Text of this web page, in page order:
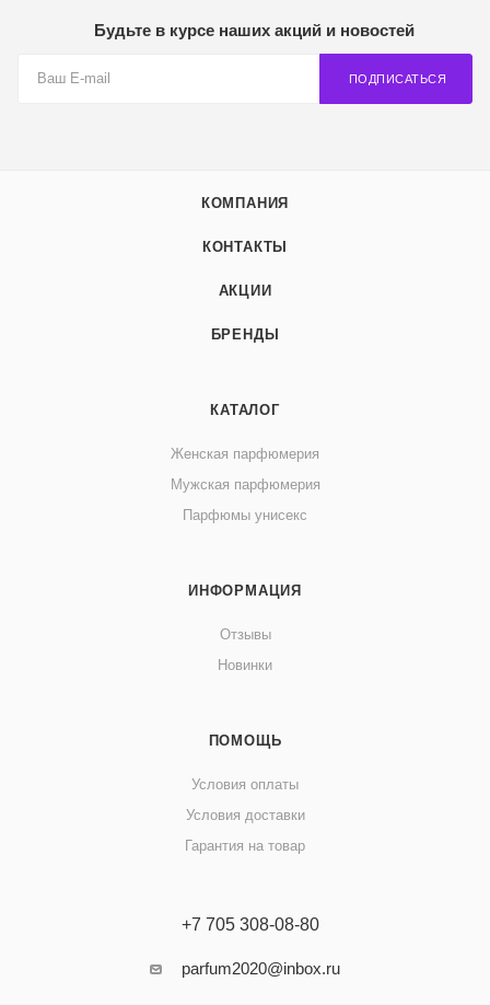
Будьте в курсе наших акций и новостей
ПОДПИСАТЬСЯ
КОМПАНИЯ
КОНТАКТЫ
АКЦИИ
БРЕНДЫ
КАТАЛОГ
Женская парфюмерия
Мужская парфюмерия
Парфюмы унисекс
ИНФОРМАЦИЯ
Отзывы
Новинки
ПОМОЩЬ
Условия оплаты
Условия доставки
Гарантия на товар
+7 705 308-08-80
parfum2020@inbox.ru